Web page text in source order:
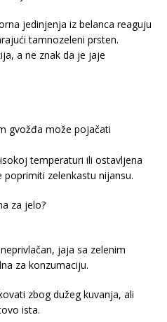
jedinjenja iz belanca reaguju
tamnozeleni prsten.
a ne znak da je jaje
gvožđa može pojačati
temperaturi ili ostavljena
zelenkastu nijansu.
za jelo?
jaja sa zelenim
za konzumaciju.
zbog dužeg kuvanja, ali
ista.